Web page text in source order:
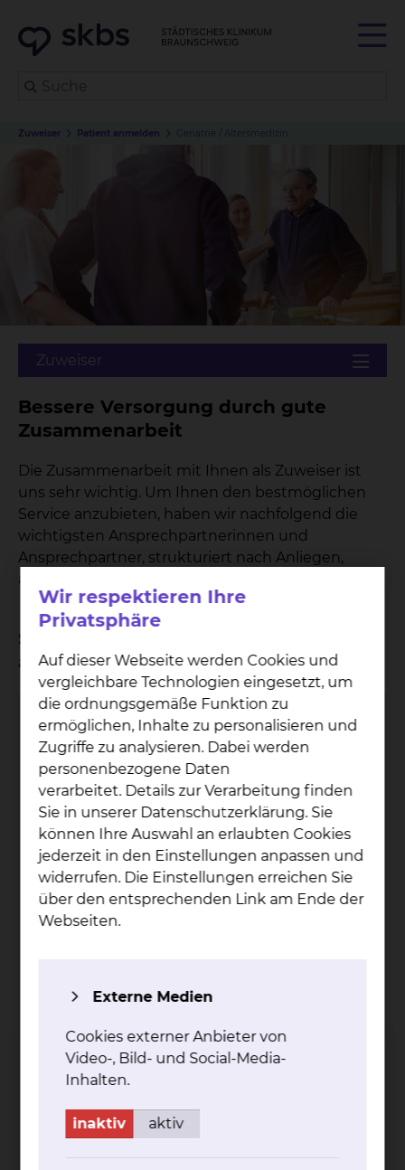
Zuweiser Patient anmelden Geriatrie / Altersmedizin
Bessere Versorgung durch gute
Zusammenarbeit
Die Zusammenarbeit mit Ihnen als Zuweiser ist
uns sehr wichtig. Um Ihnen den bestmöglichen
Service anzubieten, haben wir nachfolgend die
wichtigsten Ansprechpartnerinnen und
Ansprechpartner, strukturiert nach Anliegen,
aufgeführt.
Sie möchten einen Patienten
anmelden
Belegungskoordination der Geriatrie /
Altersmedizin
Bitte das Anmeldeformular ausfüllen und per
Tel.:
+49 531 595 3445
Per E-Mail kontaktieren
Montag
Dienstag
08:00 - 13:00 Uhr
Mittwoch
08:00 - 13:00 Uhr
Wir respektieren Ihre
Privatsphäre
Auf dieser Webseite werden Cookies und
vergleichbare Technologien eingesetzt, um
die ordnungsgemäße Funktion zu
ermöglichen, Inhalte zu personalisieren und
Zugriffe zu analysieren. Dabei werden
personenbezogene Daten
verarbeitet. Details zur Verarbeitung finden
Sie in unserer Datenschutzerklärung. Sie
können Ihre Auswahl an erlaubten Cookies
jederzeit in den Einstellungen anpassen und
widerrufen. Die Einstellungen erreichen Sie
über den entsprechenden Link am Ende der
Webseiten.
Externe Medien
Cookies externer Anbieter von
Video-, Bild- und Social-Media-
Inhalten.
inaktiv aktiv